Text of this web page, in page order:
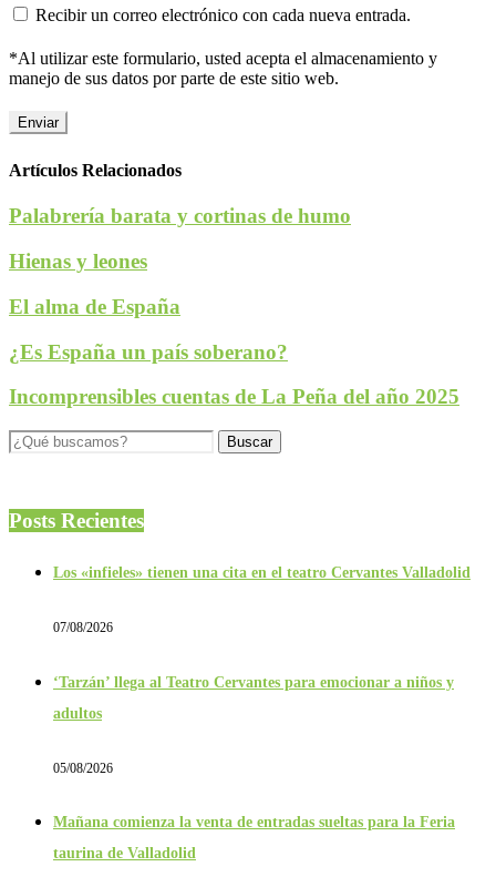
Recibir un correo electrónico con cada nueva entrada.
*Al utilizar este formulario, usted acepta el almacenamiento y
manejo de sus datos por parte de este sitio web.
Artículos Relacionados
Palabrería barata y cortinas de humo
Hienas y leones
El alma de España
¿Es España un país soberano?
Incomprensibles cuentas de La Peña del año 2025
Posts Recientes
Los «infieles» tienen una cita en el teatro Cervantes Valladolid
07/08/2026
‘Tarzán’ llega al Teatro Cervantes para emocionar a niños y
adultos
05/08/2026
Mañana comienza la venta de entradas sueltas para la Feria
taurina de Valladolid